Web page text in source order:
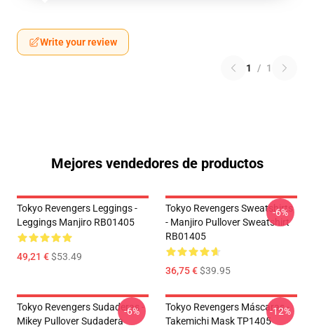
Write your review
1 / 1
Mejores vendedores de productos
Tokyo Revengers Leggings -
Leggings Manjiro RB01405
49,21 €$53.49
Tokyo Revengers Sweatshirts
- Manjiro Pullover Sweatshirt
RB01405
36,75 €$39.95
-6%
Tokyo Revengers Sudaderas -
Mikey Pullover Sudadera
-6%
Tokyo Revengers Máscaras -
Takemichi Mask TP1405
-12%